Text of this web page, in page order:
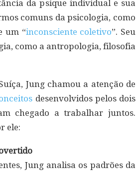
da psique individual e sua
comuns da psicologia, como
um “inconsciente coletivo”. Seu
como a antropologia, filosofia
Jung chamou a atenção de
desenvolvidos pelos dois
chegado a trabalhar juntos.
ele:
Jung analisa os padrões da